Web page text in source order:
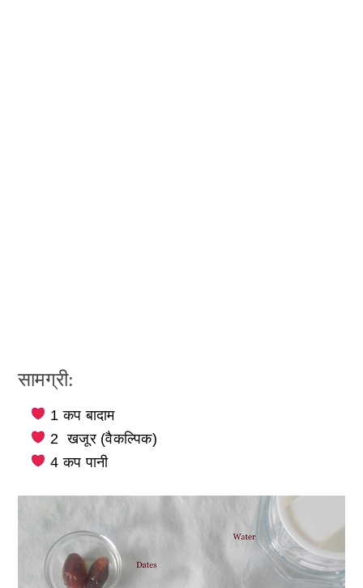
सामग्री:
1 कप बादाम
2 खजूर (वैकल्पिक)
4 कप पानी